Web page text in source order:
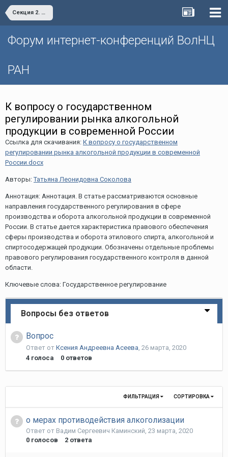
Секция 2. Потенциал гражданского участия: от теории к практике
Форум интернет-конференций ВолНЦ
РАН
К вопросу о государственном
регулировании рынка алкогольной
продукции в современной России
Ссылка для скачивания: К вопросу о государственном
регулировании рынка алкогольной продукции в современной
России.docx
Авторы:Татьяна Леонидовна Соколова
Аннотация: Аннотация. В статье рассматриваются основные
направления государственного регулирования в сфере
производства и оборота алкогольной продукции в современной
России. В статье дается характеристика правового обеспечения
сферы производства и оборота этилового спирта, алкогольной и
спиртосодержащей продукции. Обозначены отдельные проблемы
правового регулирования государственного контроля в данной
области.
Ключевые слова: Государственное регулирование
Вопросы без ответов
Вопрос
Ответ от Ксения Андреевна Асеева, 26 марта, 2020
4 голоса 0 ответов
СОРТИРОВКА
ФИЛЬТРАЦИЯ
о мерах противодействия алкоголизации
Ответ от Вадим Сергеевич Каминский 23 марта, 2020
0 голосов 2 ответа